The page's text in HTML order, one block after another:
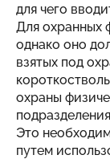
для чего
Для охранных
однако оно
взятых под
охраны
Это
путем